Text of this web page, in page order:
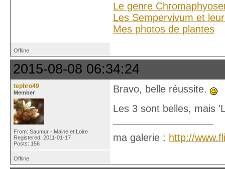
Le genre
Les Sempervivum et
Mes photos de plantes
Offline
2015-08-08 06:34:24
tephro49
Member
From: Saumur - Maine et Loire
Registered: 2011-01-17
Posts: 156
Bravo, belle réussite.
Les 3 sont belles, mais
ma galerie : http://
Offline